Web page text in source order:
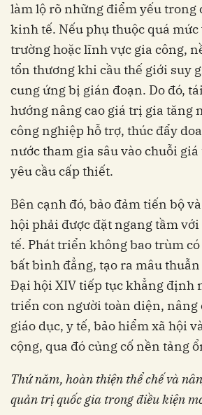
làm lộ rõ những điểm yếu trong
kinh tế. Nếu phụ thuộc quá mức
trường hoặc lĩnh vực gia công,
tổn thương khi cầu thế giới suy
cung ứng bị gián đoạn. Do đó,
hướng nâng cao giá trị gia tăng
công nghiệp hỗ trợ, thúc đẩy
nước tham gia sâu vào chuỗi
yêu cầu cấp thiết.
Bên cạnh đó, bảo đảm tiến bộ
hội phải được đặt ngang tầm
tế. Phát triển không bao trùm
bất bình đẳng, tạo ra mâu
Đại hội XIV tiếp tục khẳng định
triển con người toàn diện, nâng
giáo dục, y tế, bảo hiểm xã hội
cộng, qua đó củng cố nền tảng
Thứ năm, hoàn thiện thể chế và
quản trị quốc gia trong điều kiện